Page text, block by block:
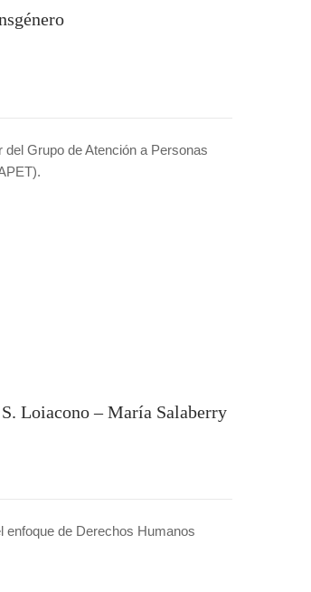
Grupo de Atención a Personas
Loiacono – María Salaberry
enfoque de Derechos Humanos